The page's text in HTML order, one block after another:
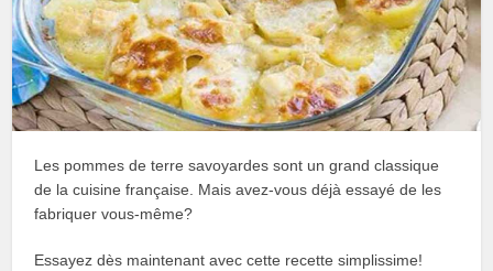
Les pommes de terre savoyardes sont un grand classique
de la cuisine française. Mais avez-vous déjà essayé de les
fabriquer vous-même?
Essayez dès maintenant avec cette recette simplissime!